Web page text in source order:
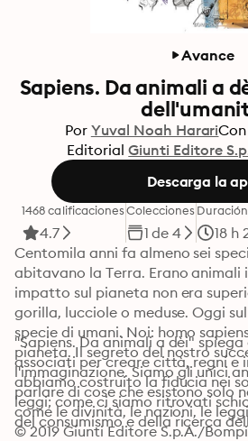
Avance
Sapiens. Da animali a
Por Yuval Noah HarariCon
Editorial Giunti Editore
Descarga la
1468 calificaciones
4.7
Colecciones
1 de 4
Duración
18 h
Centomila anni fa almeno sei
abitavano la Terra. Erano animali
impatto sul pianeta non era
gorilla, lucciole o meduse. Oggi
specie di umani. Noi: homo
pianeta. Il segreto del nostro
l'immaginazione. Siamo gli unici
parlare di cose che esistono solo
''Sapiens. Da animali a dèi"
associati per creare città, regni e
abbiamo costruito la fiducia nei
leggi; come ci siamo ritrovati
del consumismo e della ricerca
© 2019 Giunti Editore S.p.A./